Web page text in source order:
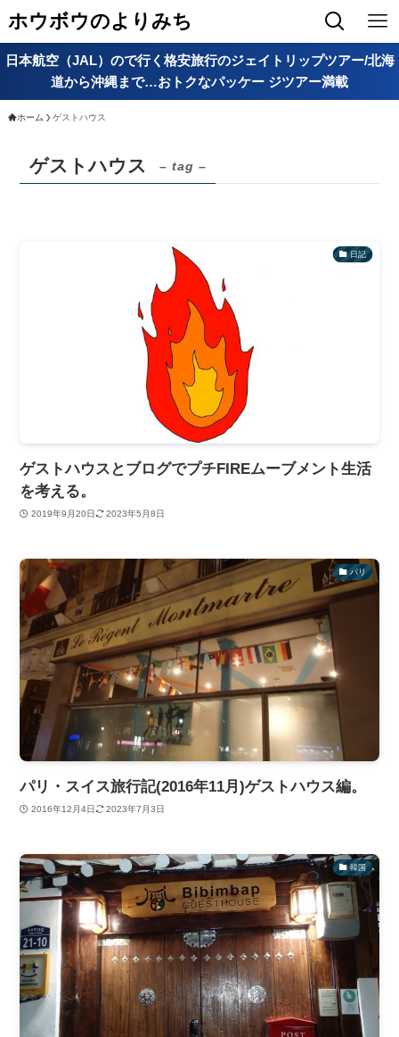
ホウボウのよりみち
日本航空（JAL）ので行く格安旅行のジェイトリップツアー/北海
道から沖縄まで…おトクなパッケー ジツアー満載
ホーム ゲストハウス
ゲストハウス – tag –
日記
ゲストハウスとブログでプチFIREムーブメント生活
を考える。
2019年9月20日 2023年5月8日
パリ
パリ・スイス旅行記(2016年11月)ゲストハウス編。
2016年12月4日 2023年7月3日
韓国